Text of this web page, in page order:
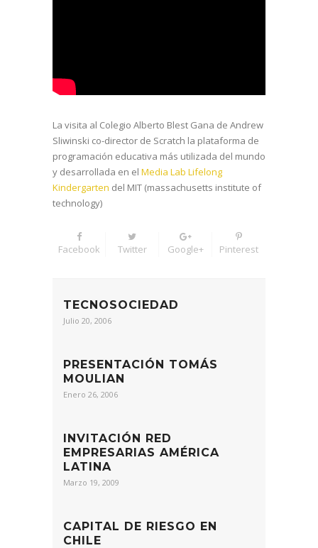
La visita al Colegio Alberto Blest Gana de Andrew
Sliwinski co-director de Scratch la plataforma de
programación educativa más utilizada del mundo
y desarrollada en el Media Lab Lifelong
Kindergarten del MIT (massachusetts institute of
technology)
Facebook Twitter Google+ Pinterest
TECNOSOCIEDAD
Julio 20, 2006
PRESENTACIÓN TOMÁS
MOULIAN
Enero 26, 2006
INVITACIÓN RED
EMPRESARIAS AMÉRICA
LATINA
Marzo 19, 2009
CAPITAL DE RIESGO EN
CHILE